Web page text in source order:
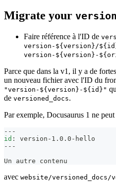
Migrate your
Faire référence à l'ID de
version-${version}/
version-${version}-
Parce que dans la v1, il y a de
un nouveau fichier avec l'ID du
"version-${version}-${id}"
de versioned_docs.
Par exemple, Docusaurus 1 ne
---
id : version - 1.0.0 - hello
---
Un autre contenu
avec website/